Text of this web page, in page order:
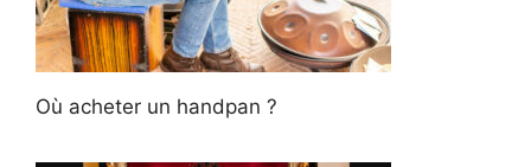
Où acheter un handpan ?